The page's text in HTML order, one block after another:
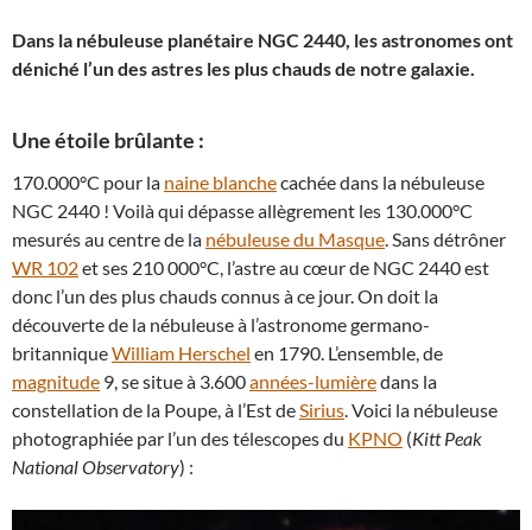
Dans la nébuleuse planétaire NGC 2440, les astronomes ont
déniché l’un des astres les plus chauds de notre galaxie.
Une étoile brûlante :
170.000°C pour la naine blanchecachée dans la nébuleuse
NGC 2440 ! Voilà qui dépasse allègrement les 130.000°C
mesurés au centre de la nébuleuse du Masque. Sans détrôner
WR 102et ses 210 000°C, l’astre au cœur de NGC 2440 est
donc l’un des plus chauds connus à ce jour. On doit la
découverte de la nébuleuse à l’astronome germano-
britanniqueWilliam Herschel en 1790. L’ensemble, de
magnitude 9, se situe à 3.600années-lumièredans la
constellation de la Poupe, à l’Est deSirius. Voici la nébuleuse
photographiée par l’un des télescopes du KPNO (Kitt Peak
National Observatory) :